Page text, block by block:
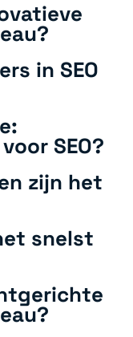
in SEO
SEO?
zijn het
snelst